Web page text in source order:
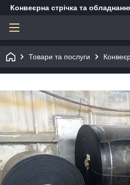
Конвеєрна стрічка та
Товари та послуги